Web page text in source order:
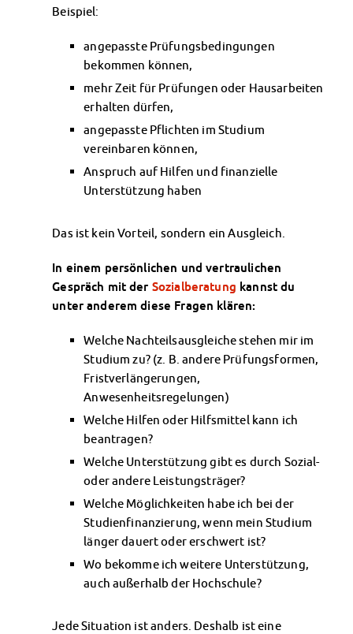
Wohnen-FAQ
AnsprechpartnerInnen
Soziales & Beratung
Sozialberatung
Finanzierungsberatung
Rückerstattung Semesterbeitrag
PsychoSoziale Beratung
Kursangebote
Anmeldung Sonderveranstaltungen
Chatberatung
Dokumente
AnsprechpartnerInnen
Kultur & Internationales
Wohnen für Internationals
IKUS und InterKultiTreff
Kulturförderung
KreativWorkshops
Magdeburger Studierendentage
AnsprechpartnerInnen
Kinderbetreuung
Kita CampusKids
Voranmeldung KiTa-Platz
Randzeitenbetreuung
Anmeldung
Nutzungsbedingungen
AnsprechpartnerInnen
Infopoints & Beratungscenter
Beispiel:
angepasste Prüfungsbedingungen
bekommen können,
mehr Zeit für Prüfungen oder Hausarbeiten
erhalten dürfen,
angepasste Pflichten im Studium
vereinbaren können,
Anspruch auf Hilfen und finanzielle
Unterstützung haben
Das ist kein Vorteil, sondern ein Ausgleich.
In einem persönlichen und vertraulichen
Gespräch mit der Sozialberatung kannst du
unter anderem diese Fragen klären:
Welche Nachteilsausgleiche stehen mir im
Studium zu? (z. B. andere Prüfungsformen,
Fristverlängerungen,
Anwesenheitsregelungen)
Welche Hilfen oder Hilfsmittel kann ich
beantragen?
Welche Unterstützung gibt es durch Sozial-
oder andere Leistungsträger?
Welche Möglichkeiten habe ich bei der
Studienfinanzierung, wenn mein Studium
länger dauert oder erschwert ist?
Wo bekomme ich weitere Unterstützung,
auch außerhalb der Hochschule?
Jede Situation ist anders. Deshalb ist eine